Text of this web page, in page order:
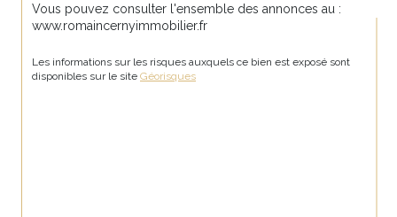
Vous pouvez consulter l'ensemble des annonces au :
www.romaincernyimmobilier.fr
Les informations sur les risques auxquels ce bien est exposé sont
disponibles sur le site Géorisques